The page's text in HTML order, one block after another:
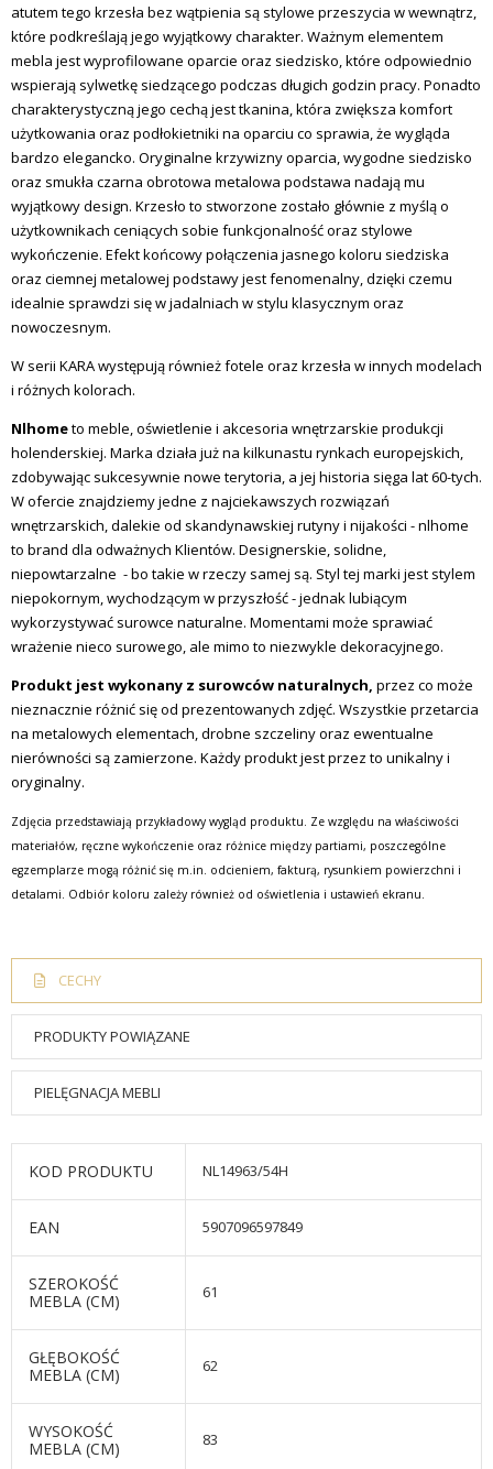
atutem tego krzesła bez wątpienia są stylowe przeszycia w wewnątrz,
które podkreślają jego wyjątkowy charakter. Ważnym elementem
mebla jest wyprofilowane oparcie oraz siedzisko, które odpowiednio
wspierają sylwetkę siedzącego podczas długich godzin pracy. Ponadto
charakterystyczną jego cechą jest tkanina, która zwiększa komfort
użytkowania oraz podłokietniki na oparciu co sprawia, że wygląda
bardzo elegancko. Oryginalne krzywizny oparcia, wygodne siedzisko
oraz smukła czarna obrotowa metalowa podstawa nadają mu
wyjątkowy design. Krzesło to stworzone zostało głównie z myślą o
użytkownikach ceniących sobie funkcjonalność oraz stylowe
wykończenie. Efekt końcowy połączenia jasnego koloru siedziska
oraz ciemnej metalowej podstawy jest fenomenalny, dzięki czemu
idealnie sprawdzi się w jadalniach w stylu klasycznym oraz
nowoczesnym.
W serii KARA występują również fotele oraz krzesła w innych modelach
i różnych kolorach.
Nlhometo meble, oświetlenie i akcesoria wnętrzarskie produkcji
holenderskiej. Marka działa już na kilkunastu rynkach europejskich,
zdobywając sukcesywnie nowe terytoria, a jej historia sięga lat 60-tych.
W ofercie znajdziemy jedne z najciekawszych rozwiązań
wnętrzarskich, dalekie od skandynawskiej rutyny i nijakości - nlhome
to brand dla odważnych Klientów. Designerskie, solidne,
niepowtarzalne - bo takie w rzeczy samej są. Styl tej marki jest stylem
niepokornym, wychodzącym w przyszłość - jednak lubiącym
wykorzystywać surowce naturalne. Momentami może sprawiać
wrażenie nieco surowego, ale mimo to niezwykle dekoracyjnego.
Produkt jest wykonany z surowców naturalnych, przez co może
nieznacznie różnić się od prezentowanych zdjęć. Wszystkie przetarcia
na metalowych elementach, drobne szczeliny oraz ewentualne
nierówności są zamierzone. Każdy produkt jest przez to unikalny i
oryginalny.
Zdjęcia przedstawiają przykładowy wygląd produktu. Ze względu na właściwości
materiałów, ręczne wykończenie oraz różnice między partiami, poszczególne
egzemplarze mogą różnić się m.in. odcieniem, fakturą, rysunkiem powierzchni i
detalami. Odbiór koloru zależy również od oświetlenia i ustawień ekranu.
CECHY
PRODUKTY POWIĄZANE
PIELĘGNACJA MEBLI
KOD PRODUKTU NL14963/54H
EAN 5907096597849
SZEROKOŚĆ
MEBLA (CM)
61
GŁĘBOKOŚĆ
MEBLA (CM)
62
WYSOKOŚĆ
MEBLA (CM)
83